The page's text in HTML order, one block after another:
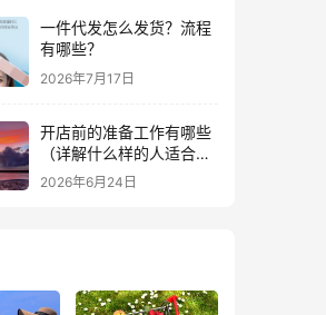
一件代发怎么发货？流程
有哪些？
2026年7月17日
开店前的准备工作有哪些
（详解什么样的人适合做
生意）
2026年6月24日